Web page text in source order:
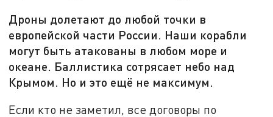
Дроны долетают до любой точки в
европейской части России. Наши корабли
могут быть атакованы в любом море и
океане. Баллистика сотрясает небо над
Крымом. Но и это ещё не максимум.
Если кто не заметил, все договоры по